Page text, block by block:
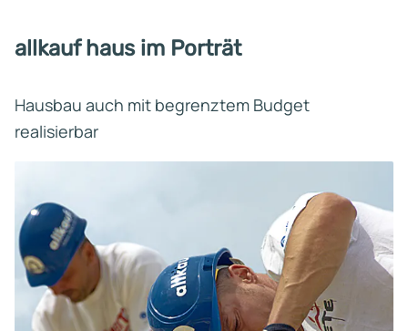
allkauf haus im Porträt
Hausbau auch mit begrenztem Budget
realisierbar